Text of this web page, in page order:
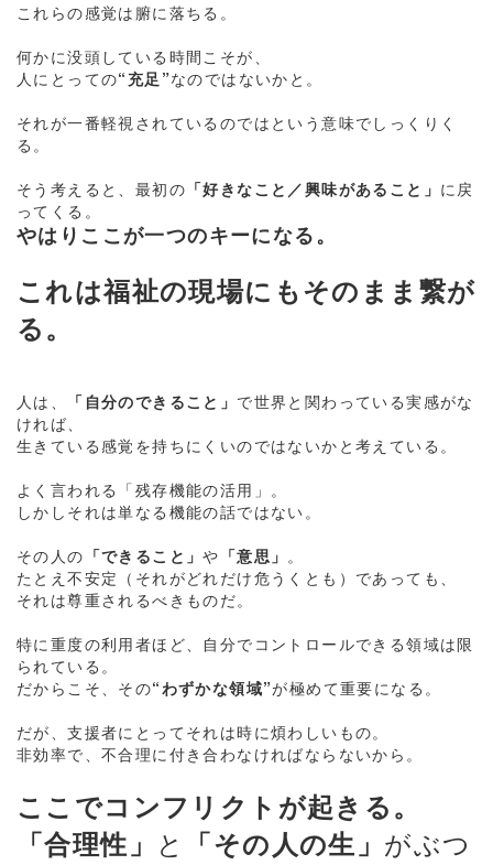
これらの感覚は腑に落ちる。
何かに没頭している時間こそが、
人にとっての“充足”なのではないかと。
それが一番軽視されているのではという意味でしっくりく
る。
そう考えると、最初の 「好きなこと／興味があること」 に戻
ってくる。
やはりここが一つのキーになる。
これは福祉の現場にもそのまま繋が
る。
人は、 「自分のできること」 で世界と関わっている実感がな
ければ、
生きている感覚を持ちにくいのではないかと考えている。
よく言われる「残存機能の活用」。
しかしそれは単なる機能の話ではない。
その人の 「できること」や 「意思」 。
たとえ不安定（それがどれだけ危うくとも）であっても、
それは尊重されるべきものだ。
特に重度の利用者ほど、自分でコントロールできる領域は限
られている。
だからこそ、その“わずかな領域”が極めて重要になる。
だが、支援者にとってそれは時に煩わしいもの。
非効率で、不合理に付き合わなければならないから。
ここでコンフリクトが起きる。
「合理性」 と 「その人の生」 がぶつ